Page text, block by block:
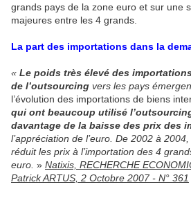
grands pays de la zone euro et sur une
majeures entre les 4 grands.
La part des importations dans la
« Le poids très élevé des
de l’outsourcing vers les pays
l’évolution des importations de biens
qui ont beaucoup utilisé
davantage de la baisse des prix des
l’appréciation de l’euro. De 2002 à
réduit les prix à l’importation des 4
euro. » Natixis, RECHERCHE
Patrick ARTUS, 2 Octobre 2007 - N° 361